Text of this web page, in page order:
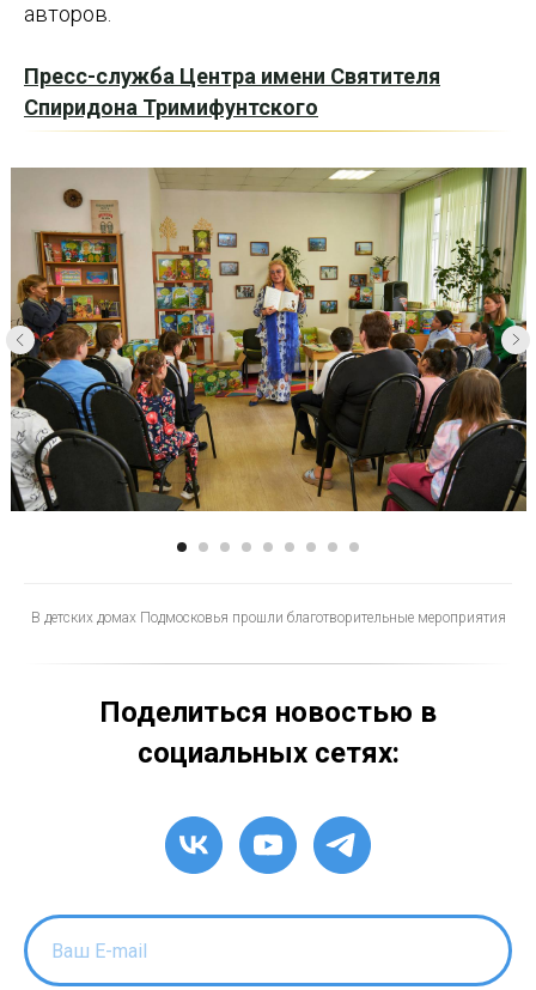
авторов.
Пресс-служба Центра имени Святителя
Спиридона Тримифунтского
В детских домах Подмосковья прошли благотворительные мероприятия
Поделиться новостью в
социальных сетях: